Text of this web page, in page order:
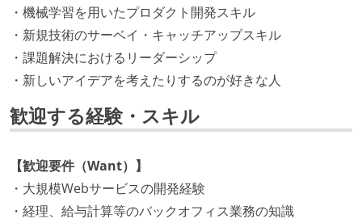
・機械学習を用いたプロダクト開発スキル
・新規技術のサーベイ・キャッチアップスキル
・課題解決におけるリーダーシップ
・新しいアイデアを考えたりするのが好きな人
歓迎する経験・スキル
【歓迎要件（Want）】
・大規模Webサービスの開発経験
・経理、給与計算等のバックオフィス業務の知識